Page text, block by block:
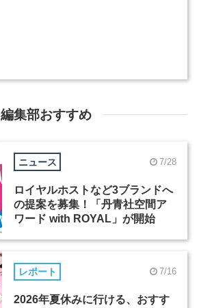
編集部おすすめ
ニュース 7/28
ロイヤルホストなど3ブランドへ
の提案を募集！「丹青社空間ア
ワード with ROYAL」が開始
レポート 7/16
2026年夏休みに行ける、おすす